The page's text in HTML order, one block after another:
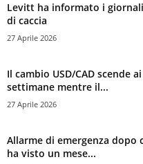
Levitt ha informato i
di caccia
27 Aprile 2026
Il cambio USD/CAD scende
settimane mentre il...
27 Aprile 2026
Allarme di emergenza dopo
ha visto un mese...